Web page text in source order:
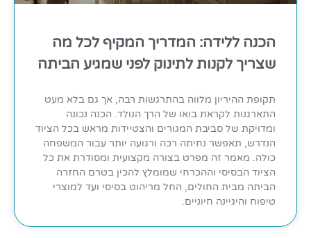
הכנה ללידה: המדריך המקיף לכל מה
שצריך לקנות לתינוק לפני שמגיע הביתה
תקופת ההיריון מלווה בהתרגשות רבה, אך גם בלא מעט
התארגנות לקראת בואו של הרך הנולד. הכנה נכונה
ומדויקת של סביבת המגורים והצטיידות מראש בכל הציוד
הנדרש, תאפשר נחיתה רכה ורגועה יותר עבור המשפחה
כולה. מאמר זה מפרט בצורה מקצועית ומסודרת את כל
הציוד הבסיסי וההכרחי שמומלץ להכין בטרם החזרה
הביתה מבית החולים, החל מריהוט בסיסי ועד למוצרי
טיפוח והיגיינה חיוניים.